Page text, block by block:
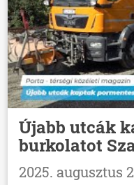
Újabb utcák
burkolatot
2025. augusztus